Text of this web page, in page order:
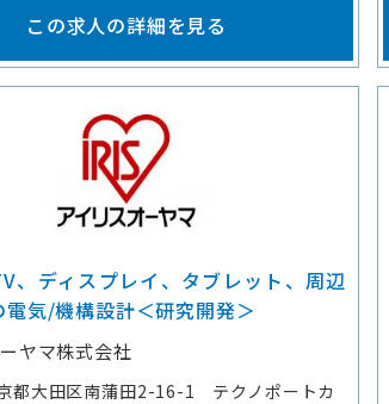
この求人の詳細を見る
、ディスプレイ、タブレット、周辺
電気/機構設計＜研究開発＞
ヤマ株式会社
都大田区南蒲田2-16-1 テクノポートカ